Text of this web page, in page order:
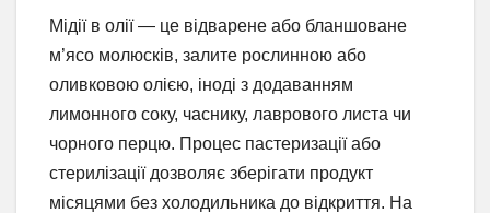
Мідії в олії — це відварене або бланшоване
м’ясо молюсків, залите рослинною або
оливковою олією, іноді з додаванням
лимонного соку, часнику, лаврового листа чи
чорного перцю. Процес пастеризації або
стерилізації дозволяє зберігати продукт
місяцями без холодильника до відкриття. На